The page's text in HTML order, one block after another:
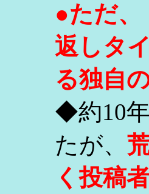
●ただ、
返しタ
る独自
◆約10
たが、
く投稿